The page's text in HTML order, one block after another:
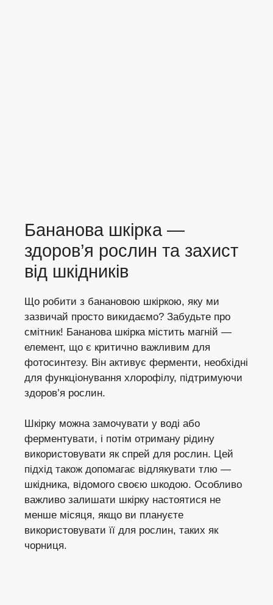
Бананова шкірка —
здоров’я рослин та захист
від шкідників
Що робити з банановою шкіркою, яку ми
зазвичай просто викидаємо? Забудьте про
смітник! Бананова шкірка містить магній —
елемент, що є критично важливим для
фотосинтезу. Він активує ферменти, необхідні
для функціонування хлорофілу, підтримуючи
здоров’я рослин.
Шкірку можна замочувати у воді або
ферментувати, і потім отриману рідину
використовувати як спрей для рослин. Цей
підхід також допомагає відлякувати тлю —
шкідника, відомого своєю шкодою. Особливо
важливо залишати шкірку настоятися не
менше місяця, якщо ви плануєте
використовувати її для рослин, таких як
чорниця.